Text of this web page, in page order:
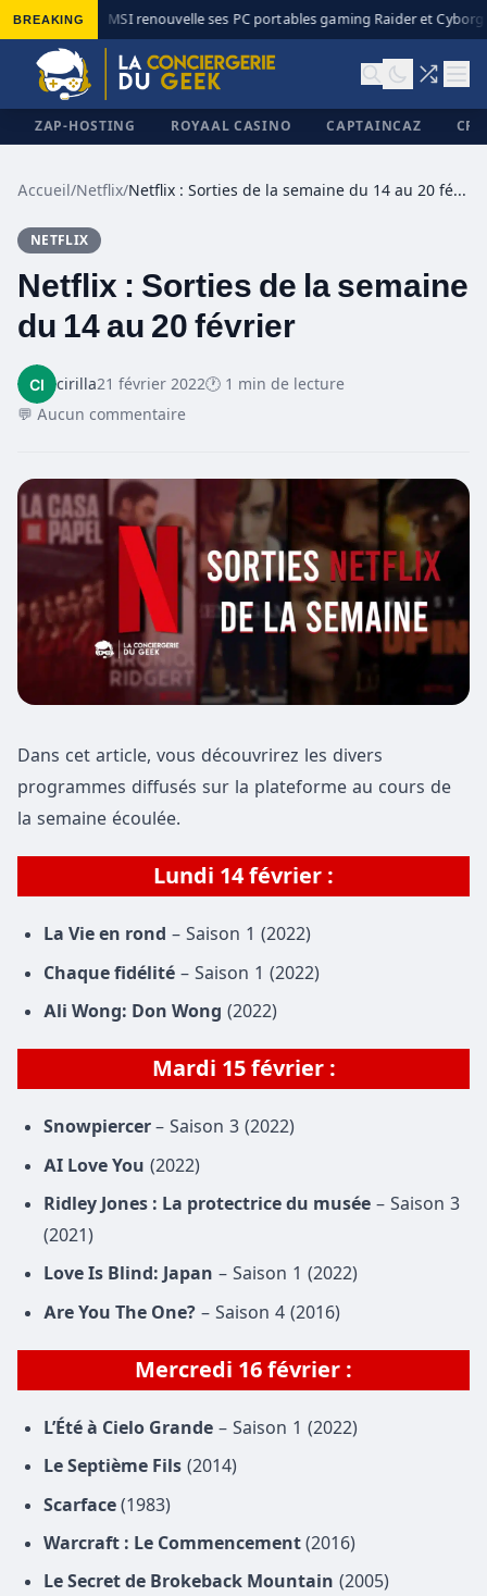
BREAKING MSI renouvelle ses PC portables gaming Raider et Cyborg
ZAP-HOSTING ROYAAL CASINO CAPTAINCAZ
Accueil/Netflix/ Netflix : Sorties de la semaine du 14 au 20 février
NETFLIX
Netflix : Sorties de la semaine
du 14 au 20 février
cirilla21 février 2022🕐 1 min de lecture
💬 Aucun commentaire
Dans cet article, vous découvrirez les divers
programmes diffusés sur la plateforme au cours de
la semaine écoulée.
Lundi 14 février :
La Vie en rond – Saison 1 (2022)
Chaque fidélité – Saison 1 (2022)
Ali Wong: Don Wong (2022)
Mardi 15 février:
Snowpiercer – Saison 3 (2022)
AI Love You (2022)
Ridley Jones : La protectrice du musée – Saison 3
(2021)
Love Is Blind: Japan – Saison 1 (2022)
Are You The One? – Saison 4 (2016)
Mercredi 16 février :
L’Été à Cielo Grande – Saison 1 (2022)
Le Septième Fils (2014)
Scarface (1983)
Warcraft : Le Commencement (2016)
Le Secret de Brokeback Mountain (2005)